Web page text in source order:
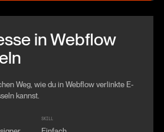
in Webflow
Weg, wie du in Webflow verlinkte E-
kannst.
SKILL